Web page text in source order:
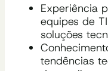
Experiência
equipes de
soluções
tendências